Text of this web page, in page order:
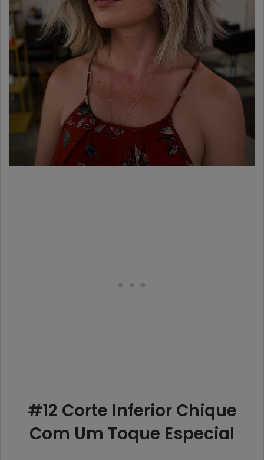
#12 Corte Inferior Chique
Com Um Toque Especial